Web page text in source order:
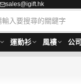
sales@igift.hk
運動衫 風褸 公